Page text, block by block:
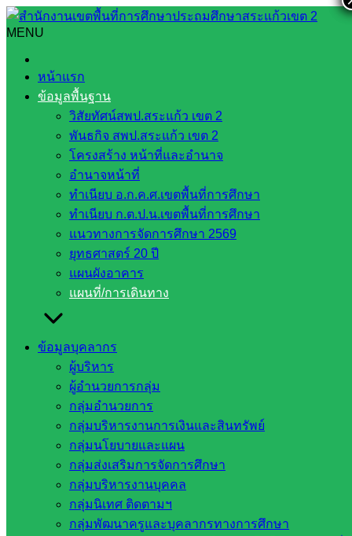
Skip
to
content
MENU
หน้าแรก
ข้อมูลพื้นฐาน
วิสัยทัศน์สพป.สระแก้ว เขต 2
พันธกิจ สพป.สระแก้ว เขต 2
โครงสร้าง หน้าที่และอำนาจ
อำนาจหน้าที่
ทำเนียบ อ.ก.ค.ศ.เขตพื้นที่การศึกษา
ทำเนียบ ก.ต.ป.น.เขตพื้นที่การศึกษา
แนวทางการจัดการศึกษา 2569
ยุทธศาสตร์ 20 ปี
แผนผังอาคาร
แผนที่/การเดินทาง
ข้อมูลบุคลากร
ผู้บริหาร
ผู้อำนวยการกลุ่ม
กลุ่มอำนวยการ
กลุ่มบริหารงานการเงินและสินทรัพย์
กลุ่มนโยบายและแผน
กลุ่มส่งเสริมการจัดการศึกษา
กลุ่มบริหารงานบุคคล
กลุ่มนิเทศ ติดตามฯ
กลุ่มพัฒนาครูและบุคลากรทางการศึกษา
Search
แผนที่/การเดินทาง
แผนที่/การเดินทาง
หน่วยงาน